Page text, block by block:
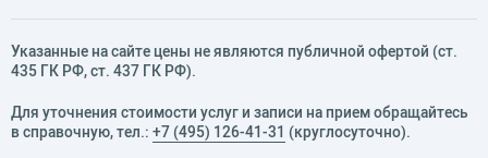
Указанные на сайте цены не являются публичной офертой (ст.
435 ГК РФ, cт. 437 ГК РФ).
Для уточнения стоимости услуг и записи на прием обращайтесь
в справочную, тел.: +7 (495) 126-41-31 (круглосуточно).